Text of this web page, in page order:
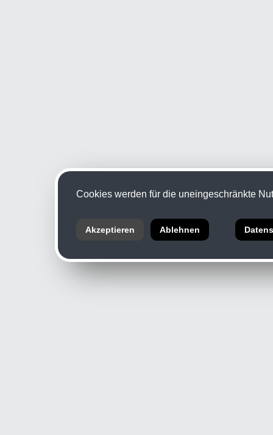
Cookies werden für die uneingeschränkte
Akzeptieren Ablehnen